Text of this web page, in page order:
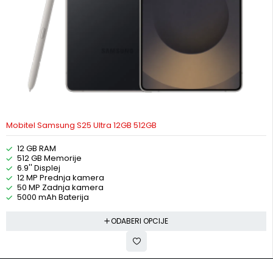
Mobitel Samsung S25 Ultra 12GB 512GB
12 GB RAM
512 GB Memorije
6.9'' Displej
12 MP Prednja kamera
50 MP Zadnja kamera
5000 mAh Baterija
ODABERI OPCIJE